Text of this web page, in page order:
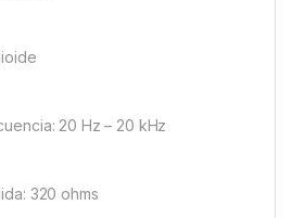
20 Hz – 20 kHz
320 ohms